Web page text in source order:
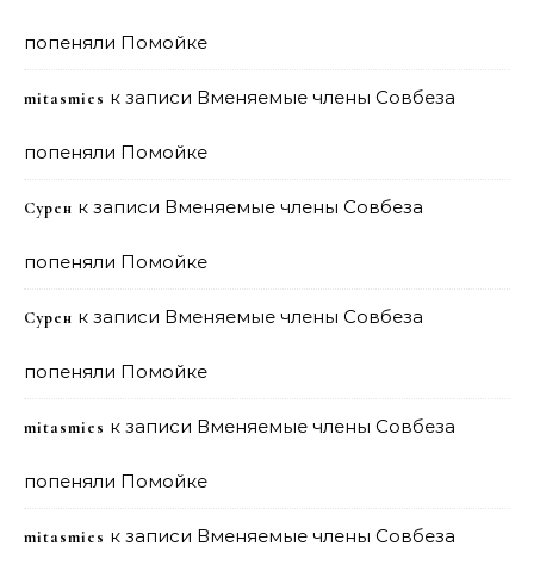
попеняли Помойке
mitasmies к записи Вменяемые члены Совбеза
попеняли Помойке
Сурен к записи Вменяемые члены Совбеза
попеняли Помойке
Сурен к записи Вменяемые члены Совбеза
попеняли Помойке
mitasmies к записи Вменяемые члены Совбеза
попеняли Помойке
mitasmies к записи Вменяемые члены Совбеза